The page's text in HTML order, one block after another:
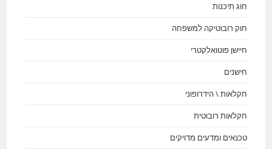
חוג תיכנות
חוק רובוטיקה למשפחה
חיישן פוטואלקטרי
חישנים
חקלאות \ הידרופוני
חקלאות רובוטית
טכנאים ומדעים מדויקים